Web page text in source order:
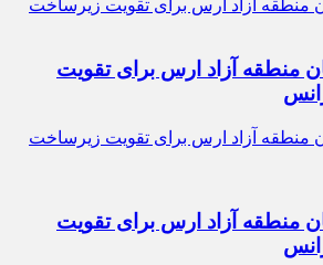
منطقه آزاد ارس برای تقویت
منطقه آزاد ارس برای تقویت